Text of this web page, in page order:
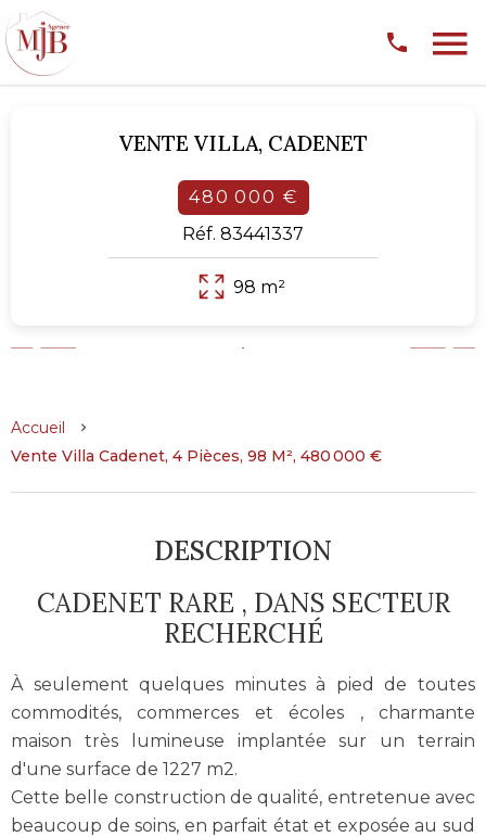
VENTE VILLA, CADENET
480 000 €
98 m²
Réf. 83441337
Accueil
Vente Villa Cadenet, 4 Pièces, 98 M², 480 000 €
DESCRIPTION
CADENET RARE , DANS SECTEUR
RECHERCHÉ
À seulement quelques minutes à pied de toutes
commodités, commerces et écoles , charmante
maison très lumineuse implantée sur un terrain
d'une surface de 1227 m2.
Cette belle construction de qualité, entretenue avec
beaucoup de soins, en parfait état et exposée au sud